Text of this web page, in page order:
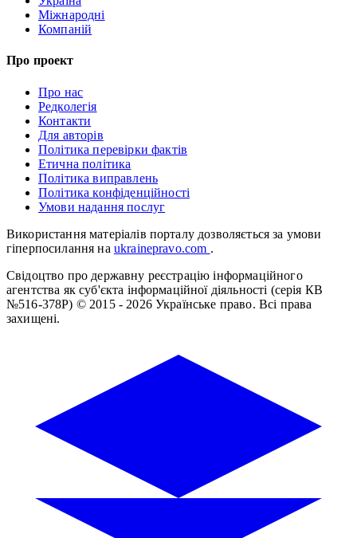
Міжнародні
Компаній
Про проект
Про нас
Редколегія
Контакти
Для авторів
Політика перевірки фактів
Етична політика
Політика виправлень
Політика конфіденційності
Умови надання послуг
Використання матеріалів порталу дозволяється за умови
гіперпосилання на ukrainepravo.com .
Свідоцтво про державну реєстрацію інформаційного
агентства як суб'єкта інформаційної діяльності (серія КВ
№516-378Р) © 2015 - 2026 Українське право. Всі права
захищені.